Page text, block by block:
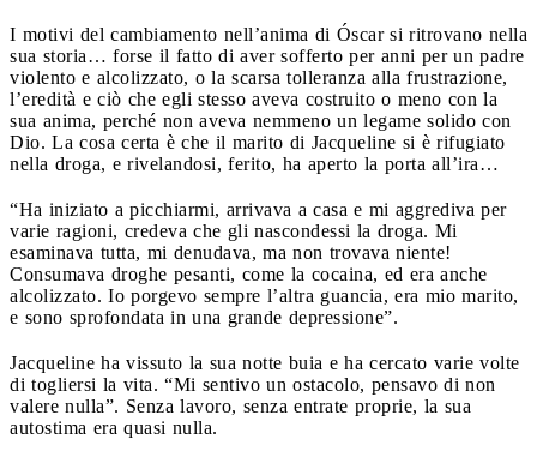
I motivi del cambiamento nell’anima di Óscar si ritrovano nella
sua storia… forse il fatto di aver sofferto per anni per un padre
violento e alcolizzato, o la scarsa tolleranza alla frustrazione,
l’eredità e ciò che egli stesso aveva costruito o meno con la
sua anima, perché non aveva nemmeno un legame solido con
Dio. La cosa certa è che il marito di Jacqueline si è rifugiato
nella droga, e rivelandosi, ferito, ha aperto la porta all’ira…
“Ha iniziato a picchiarmi, arrivava a casa e mi aggrediva per
varie ragioni, credeva che gli nascondessi la droga. Mi
esaminava tutta, mi denudava, ma non trovava niente!
Consumava droghe pesanti, come la cocaina, ed era anche
alcolizzato. Io porgevo sempre l’altra guancia, era mio marito,
e sono sprofondata in una grande depressione”.
Jacqueline ha vissuto la sua notte buia e ha cercato varie volte
di togliersi la vita. “Mi sentivo un ostacolo, pensavo di non
valere nulla”. Senza lavoro, senza entrate proprie, la sua
autostima era quasi nulla.